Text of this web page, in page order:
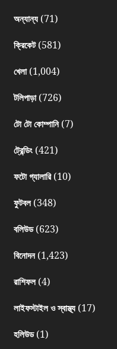
অন্যান্য(71)
ক্রিকেট(581)
খেলা(1,004)
টলিপাড়া(726)
টো টো কোম্পানি(7)
ট্রেন্ডিং(421)
ফটো গ্যালারি(10)
ফুটবল(348)
বলিউড(623)
বিনোদন(1,423)
রাশিফল(4)
লাইফস্টাইল ও স্বাস্থ্য(17)
হলিউড(1)